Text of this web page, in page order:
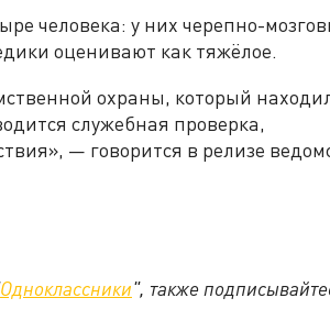
человека: у них черепно-
оценивают как тяжёлое.
охраны, который
служебная проверка,
— говорится в релизе
Одноклассники", также